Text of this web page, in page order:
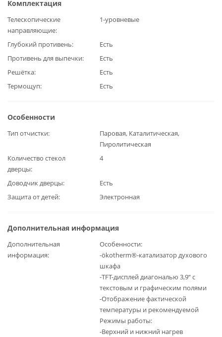
Комплектация
Телескопические
направляющие
1-уровневые
Глубокий противень
Есть
Противень для выпечки
Есть
Решётка
Есть
Термощуп
Есть
Особенности
Тип отчистки
Паровая, Каталитическая,
Пиролитическая
Количество стекол
дверцы
4
Доводчик дверцы
Есть
Защита от детей
Электронная
Дополнительная информация
Дополнительная
информация
Особенности:
-ökotherm®-катализатор духового
шкафа
-TFT-дисплей диагональю 3,9“ с
текстовым и графическим полями
-Отображение фактической
температуры и рекомендуемой
Режимы работы:
-Верхний и нижний нагрев